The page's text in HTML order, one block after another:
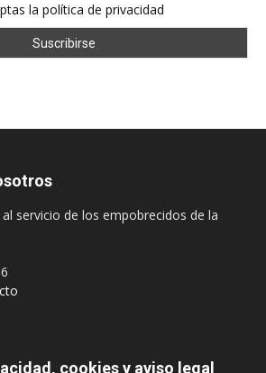
la política de privacidad
servicio de los empobrecidos de la
cookies y aviso legal